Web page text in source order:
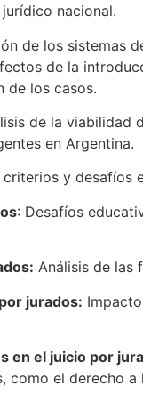
nacional.
de los sistemas
de la
de los casos.
de la viabilidad
en Argentina.
y desafíos
: Desafíos
Análisis de las
jurados:
en el juicio por
como el derecho